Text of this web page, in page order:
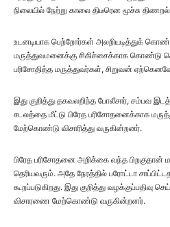
நிலையில் நேற்று காலை திடீரென மூச்சு
உடனடியாக பெற்றோர்கள் அலறியடித்துக்
மருத்துவமனைக்கு சிகிச்சைக்காக கொண்டு
பரிசோதித்த மருத்துவர்கள், சிறுவன்
இது குறித்து தகவலறிந்த போலீசார், சம்பவ
சடலத்தை மீட்டு பிரேத பரிசோதனைக்காக
மேற்கொண்டு விசாரித்து வருகின்றனர்.
பிரேத பரிசோதனை அறிக்கை வந்த
தெரியவரும். அதே நேரத்தில் பரோட்டா
கூறப்படுகிறது. இது குறித்து வழக்குப்பதிவு
விசாரணை மேற்கொண்டு வருகின்றனர்.